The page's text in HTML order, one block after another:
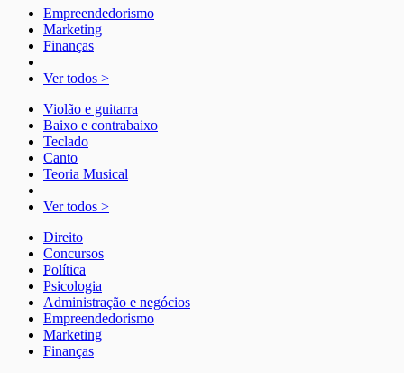
Empreendedorismo
Marketing
Finanças
Ver todos >
Violão e guitarra
Baixo e contrabaixo
Teclado
Canto
Teoria Musical
Ver todos >
Direito
Concursos
Política
Psicologia
Administração e negócios
Empreendedorismo
Marketing
Finanças